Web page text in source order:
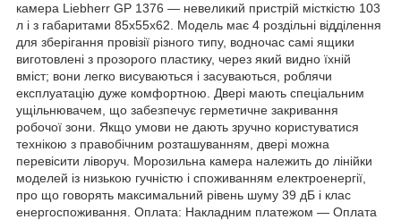
камера Liebherr GP 1376 — невеликий пристрій місткістю 103
л і з габаритами 85х55х62. Модель має 4 роздільні відділення
для зберігання провізії різного типу, водночас самі ящики
виготовлені з прозорого пластику, через який видно їхній
вміст; вони легко висуваються і засуваються, роблячи
експлуатацію дуже комфортною. Двері мають спеціальним
ущільнювачем, що забезпечує герметичне закривання
робочої зони. Якщо умови не дають зручно користуватися
технікою з правобічним розташуванням, двері можна
перевісити ліворуч. Морозильна камера належить до лінійки
моделей із низькою гучністю і споживанням електроенергії,
про що говорять максимальний рівень шуму 39 дБ і клас
енергоспоживання. Оплата: Накладним платежом — Оплата